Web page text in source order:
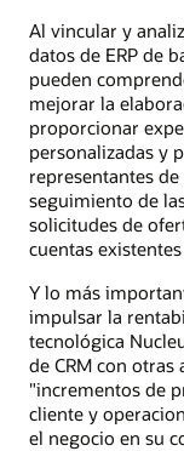
Al vincular y
datos de ERP de
pueden
mejorar la
proporcionar
personalizadas y
representantes
seguimiento de
solicitudes de
cuentas
Y lo más
impulsar la
tecnológica
de CRM con
"incrementos de
cliente y
el negocio en su